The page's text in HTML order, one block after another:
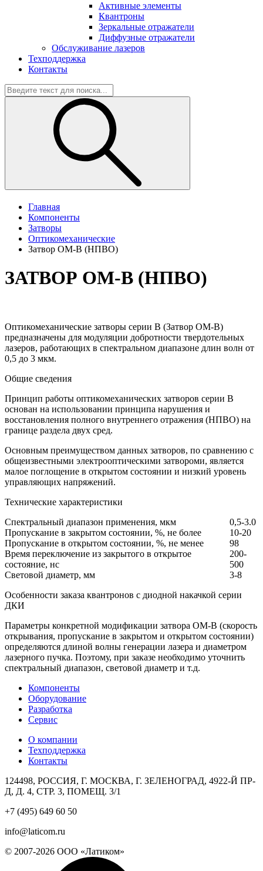
Активные элементы
Квантроны
Зеркальные отражатели
Диффузные отражатели
Обслуживание лазеров
Техподдержка
Контакты
Главная
Компоненты
Затворы
Оптикомеханические
Затвор ОМ-В (НПВО)
ЗАТВОР ОМ-В (НПВО)
Оптикомеханические затворы серии В (Затвор ОМ-В)
предназначены для модуляции добротности твердотельных
лазеров, работающих в спектральном диапазоне длин волн от
0,5 до 3 мкм.
Общие сведения
Принцип работы оптикомеханических затворов серии В
основан на использовании принципа нарушения и
восстановления полного внутреннего отражения (НПВО) на
границе раздела двух сред.
Основным преимуществом данных затворов, по сравнению с
общеизвестными электрооптическими затвороми, является
малое поглощение в открытом состоянии и низкий уровень
управляющих напряжений.
Технические характеристики
Спектральный диапазон применения, мкм
0,5-3.0
Пропускание в закрытом состоянии, %, не более
10-20
Пропускание в открытом состоянии, %, не менее
98
Время переключение из закрытого в открытое
состояние, нс
200-
500
Световой диаметр, мм
3-8
Особенности заказа квантронов с диодной накачкой серии
ДКИ
Параметры конкретной модификации затвора ОМ-В (скорость
открывания, пропускание в закрытом и открытом состоянии)
определяются длиной волны генерации лазера и диаметром
лазерного пучка. Поэтому, при заказе необходимо уточнить
спектральный диапазон, световой диаметр и т.д.
Компоненты
Оборудование
Разработка
Сервис
О компании
Техподдержка
Контакты
124498, РОССИЯ, Г. МОСКВА, Г. ЗЕЛЕНОГРАД, 4922-Й ПР-
Д, Д. 4, СТР. 3, ПОМЕЩ. 3/1
+7 (495) 649 60 50
info@laticom.ru
© 2007-2026 ООО «Латиком»